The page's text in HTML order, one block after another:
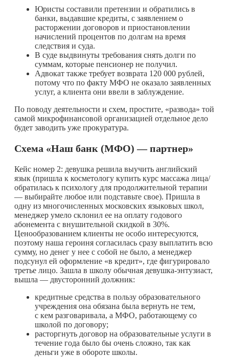
Юристы составили претензии и обратились в
банки, выдавшие кредиты, с заявлением о
расторжении договоров и приостановлении
начислений процентов по долгам на время
следствия и суда.
В суде выдвинуты требования снять долги по
суммам, которые пенсионер не получил.
Адвокат также требует возврата 120 000 рублей,
потому что по факту МФО не оказало заявленных
услуг, а клиента они ввели в заблуждение.
По поводу деятельности и схем, простите, «развода» той
самой микрофинансовой организацией отдельное дело
будет заводить уже прокуратура.
Схема «Наш банк (МФО) — партнер»
Кейс номер 2: девушка решила выучить английский
язык (пришла к косметологу купить курс массажа лица/
обратилась к психологу для продолжительной терапии
— выбирайте любое или подставьте свое). Пришла в
одну из многочисленных московских языковых школ,
менеджер умело склонил ее на оплату годового
абонемента с внушительной скидкой в 30%.
Ценообразованием клиенты не особо интересуются,
поэтому наша героиня согласилась сразу выплатить всю
сумму, но денег у нее с собой не было, а менеджер
подсунул ей оформление «в кредит», где фигурировало
третье лицо. Зашла в школу обычная девушка-энтузиаст,
вышла — двусторонний должник:
кредитные средства в пользу образовательного
учреждения она обязана была вернуть не тем,
с кем разговаривала, а МФО, работающему со
школой по договору;
расторгнуть договор на образовательные услуги в
течение года было бы очень сложно, так как
деньги уже в обороте школы.